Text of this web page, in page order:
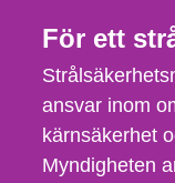
För ett
ansvar inom
kärnsäkerhet
Myndigheten